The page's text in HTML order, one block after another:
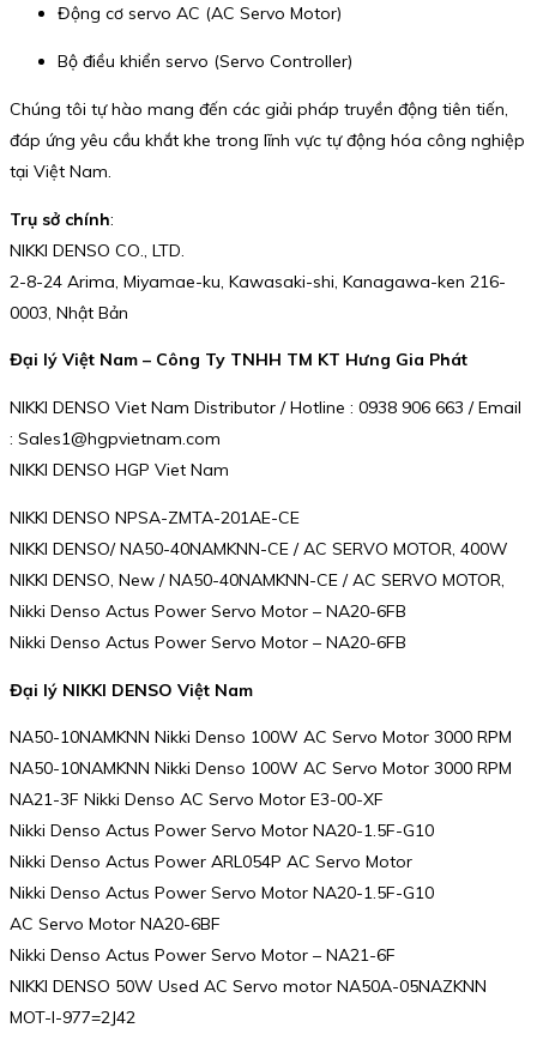
Động cơ servo AC (AC Servo Motor)
Bộ điều khiển servo (Servo Controller)
Chúng tôi tự hào mang đến các giải pháp truyền động tiên tiến,
đáp ứng yêu cầu khắt khe trong lĩnh vực tự động hóa công nghiệp
tại Việt Nam.
Trụ sở chính:
NIKKI DENSO CO., LTD.
2-8-24 Arima, Miyamae-ku, Kawasaki-shi, Kanagawa-ken 216-
0003, Nhật Bản
Đại lý Việt Nam – Công Ty TNHH TM KT Hưng Gia Phát
NIKKI DENSO Viet Nam Distributor / Hotline : 0938 906 663 / Email
: Sales1@hgpvietnam.com
NIKKI DENSO HGP Viet Nam
NIKKI DENSO NPSA-ZMTA-201AE-CE
NIKKI DENSO/ NA50-40NAMKNN-CE / AC SERVO MOTOR, 400W
NIKKI DENSO, New / NA50-40NAMKNN-CE / AC SERVO MOTOR,
Nikki Denso Actus Power Servo Motor – NA20-6FB
Nikki Denso Actus Power Servo Motor – NA20-6FB
Đại lý NIKKI DENSO Việt Nam
NA50-10NAMKNN Nikki Denso 100W AC Servo Motor 3000 RPM
NA50-10NAMKNN Nikki Denso 100W AC Servo Motor 3000 RPM
NA21-3F Nikki Denso AC Servo Motor E3-00-XF
Nikki Denso Actus Power Servo Motor NA20-1.5F-G10
Nikki Denso Actus Power ARL054P AC Servo Motor
Nikki Denso Actus Power Servo Motor NA20-1.5F-G10
AC Servo Motor NA20-6BF
Nikki Denso Actus Power Servo Motor – NA21-6F
NIKKI DENSO 50W Used AC Servo motor NA50A-05NAZKNN
MOT-I-977=2J42